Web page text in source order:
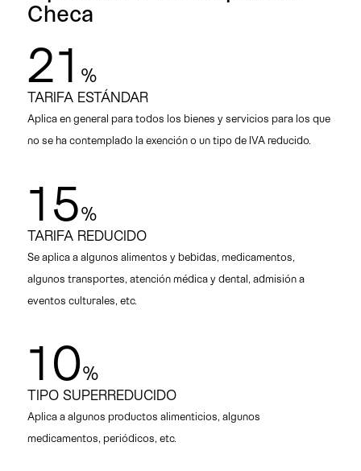
Checa
21 %
TARIFA ESTÁNDAR
Aplica en general para todos los bienes y servicios para los que
no se ha contemplado la exención o un tipo de IVA reducido.
15%
TARIFA REDUCIDO
Se aplica a algunos alimentos y bebidas, medicamentos,
algunos transportes, atención médica y dental, admisión a
eventos culturales, etc.
10%
TIPO SUPERREDUCIDO
Aplica a algunos productos alimenticios, algunos
medicamentos, periódicos, etc.